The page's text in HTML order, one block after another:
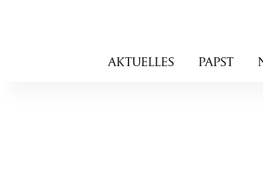
Navigation
überspringen
AKTUELLES PAPST